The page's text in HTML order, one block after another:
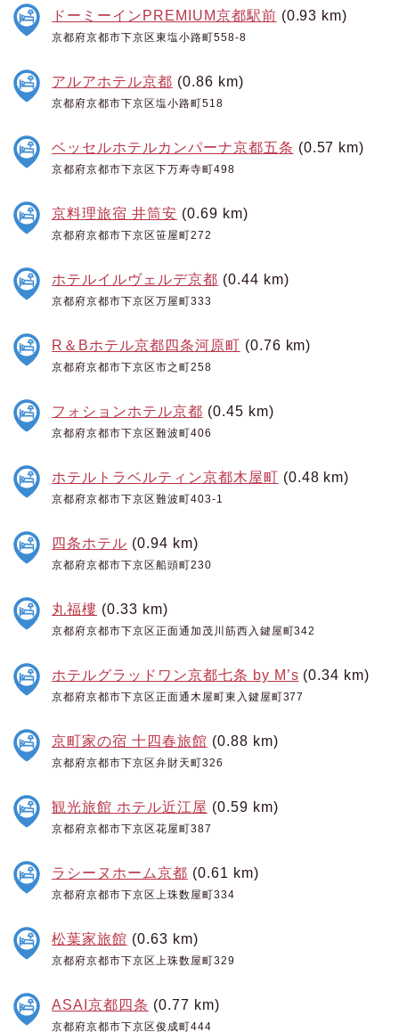
ドーミーインPREMIUM京都駅前 (0.93 km)
京都府京都市下京区東塩小路町558-8
アルアホテル京都 (0.86 km)
京都府京都市下京区塩小路町518
ベッセルホテルカンパーナ京都五条 (0.57 km)
京都府京都市下京区下万寿寺町498
京料理旅宿 井筒安 (0.69 km)
京都府京都市下京区笹屋町272
ホテルイルヴェルデ京都 (0.44 km)
京都府京都市下京区万屋町333
R＆Bホテル京都四条河原町 (0.76 km)
京都府京都市下京区市之町258
フォションホテル京都 (0.45 km)
京都府京都市下京区難波町406
ホテルトラベルティン京都木屋町 (0.48 km)
京都府京都市下京区難波町403-1
四条ホテル (0.94 km)
京都府京都市下京区船頭町230
丸福樓 (0.33 km)
京都府京都市下京区正面通加茂川筋西入鍵屋町342
ホテルグラッドワン京都七条 by M’s (0.34 km)
京都府京都市下京区正面通木屋町東入鍵屋町377
京町家の宿 十四春旅館 (0.88 km)
京都府京都市下京区弁財天町326
観光旅館 ホテル近江屋 (0.59 km)
京都府京都市下京区花屋町387
ラシーヌホーム京都 (0.61 km)
京都府京都市下京区上珠数屋町334
松葉家旅館 (0.63 km)
京都府京都市下京区上珠数屋町329
ASAI京都四条 (0.77 km)
京都府京都市下京区俊成町444